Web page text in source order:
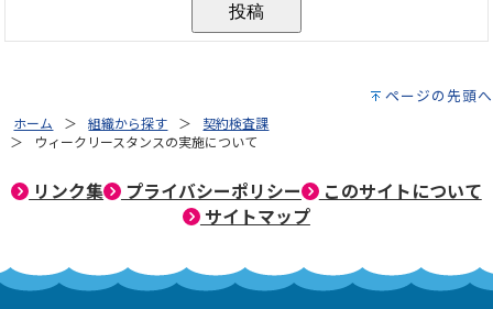
ページの先頭へ
ホーム 組織から探す
契約検査課
ウィークリースタンスの実施について
リンク集 プライバシーポリシー
このサイトについて
サイトマップ